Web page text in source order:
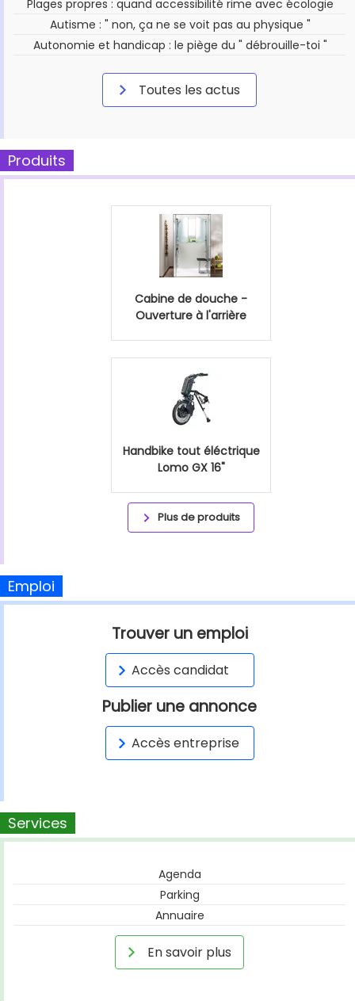
Plages propres : quand accessibilité rime avec écologie
Autisme : " non, ça ne se voit pas au physique "
Autonomie et handicap : le piège du " débrouille-toi "
Toutes les actus
Produits
Cabine de douche -
Ouverture à l'arrière
Handbike tout éléctrique
Lomo GX 16"
Plus de produits
Emploi
Trouver un emploi
Accès candidat
Publier une annonce
Accès entreprise
Services
Agenda
Parking
Annuaire
En savoir plus